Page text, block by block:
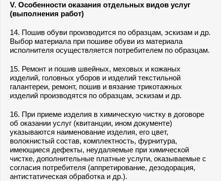
V. Особенности оказания отдельных видов услуг
(выполнения работ)
14. Пошив обуви производится по образцам, эскизам и др.
Выбор материала при пошиве обуви из материала
исполнителя осуществляется потребителем по образцам.
15. Ремонт и пошив швейных, меховых и кожаных
изделий, головных уборов и изделий текстильной
галантереи, ремонт, пошив и вязание трикотажных
изделий производятся по образцам, эскизам и др.
16. При приеме изделия в химическую чистку в договоре
об оказании услуг (квитанции, ином документе)
указываются наименование изделия, его цвет,
волокнистый состав, комплектность, фурнитура,
имеющиеся дефекты, неудаляемые при химической
чистке, дополнительные платные услуги, оказываемые с
согласия потребителя (аппретирование, дезодорация,
антистатическая обработка и др.).